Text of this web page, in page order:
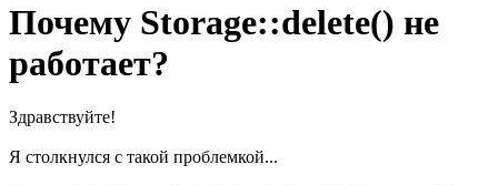
Почему Storage::delete() не
работает?
Здравствуйте!
Я столкнулся с такой проблемкой...